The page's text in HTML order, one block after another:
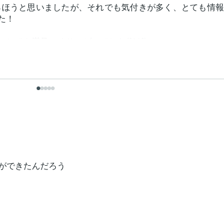
うと思いましたが、それでも気付きが多く、とても情報
！
ても満足いくサービスでした(*^^*)
できたんだろう